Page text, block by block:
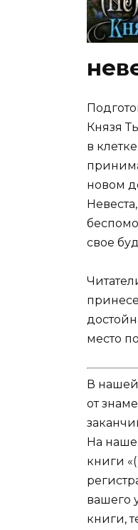
Князя
в
новом
свое
место
В нашей
от
На
книги
вашего
книги,